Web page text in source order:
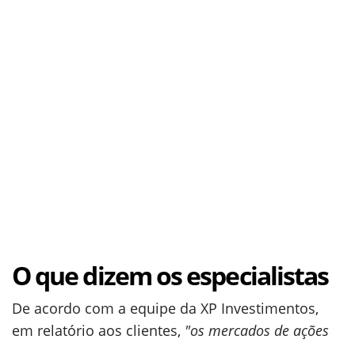
O que dizem os especialistas
De acordo com a equipe da XP Investimentos,
em relatório aos clientes, "os mercados de ações